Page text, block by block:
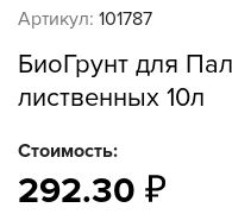
Артикул: 101787
БиоГрунт для
лиственных 10л
Стоимость:
292.30